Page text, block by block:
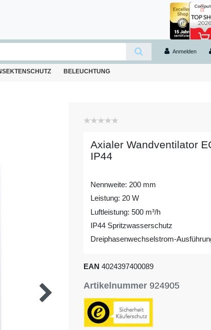
Anmelden
BELEUCHTUNG
Axialer Wandventilator
IP44
Nennweite: 200 mm
Leistung: 20 W
Luftleistung: 500 m³/h
IP44 Spritzwasserschutz
Dreiphasenwechselstrom-
EAN 4024397400089
Artikelnummer 924905